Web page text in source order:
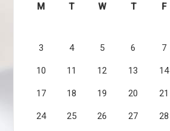
M T W T F
3 4 5 6 7
10 11 12 13 14
17 18 19 20 21
24 25 26 27 28